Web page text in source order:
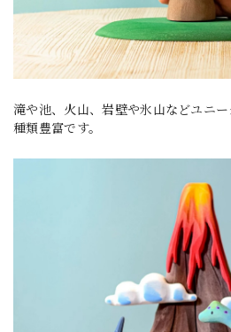
滝や池、火山、岩壁や氷山などユニ
種類豊富です。